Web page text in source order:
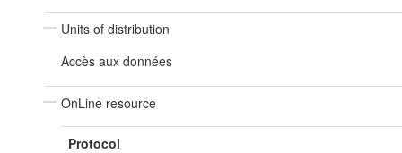
Units of distribution
Accès aux données
OnLine resource
Protocol